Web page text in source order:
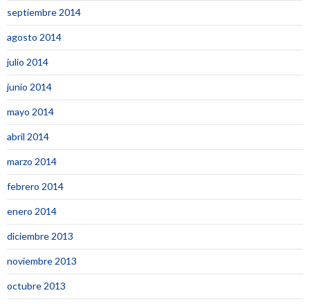
septiembre 2014
agosto 2014
julio 2014
junio 2014
mayo 2014
abril 2014
marzo 2014
febrero 2014
enero 2014
diciembre 2013
noviembre 2013
octubre 2013